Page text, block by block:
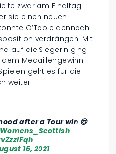
zwar am Finaltag
sie einen neuen
O’Toole dennoch
verdrängen. Mit
auf die Siegerin ging
Medaillengewinn
geht es für die
weiter.
after a Tour win 😎
16, 2021